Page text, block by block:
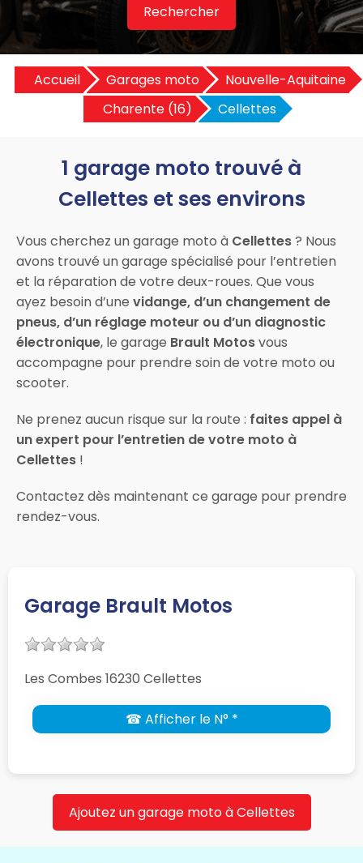
Rechercher
Accueil Garages moto
Nouvelle-Aquitaine
Charente (16)
Cellettes
1 garage moto trouvé à
Cellettes et ses environs
Vous cherchez un garage moto à Cellettes? Nous
avons trouvé un garage spécialisé pour l’entretien
et la réparation de votre deux-roues. Que vous
ayez besoin d’une vidange, d’un changement de
pneus, d’un réglage moteur ou d’un diagnostic
électronique, le garage Brault Motosvous
accompagne pour prendre soin de votre moto ou
scooter.
Ne prenez aucun risque sur la route : faites appel à
un expert pour l’entretien de votre moto à
Cellettes !
Contactez dès maintenant ce garage pour prendre
rendez-vous.
Garage Brault Motos
Les Combes 16230 Cellettes
☎ Afficher le N° *
Ajoutez un garage moto à Cellettes